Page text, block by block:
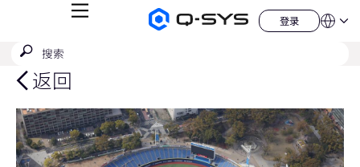
Q-
页
菜
登录
登
录
语
QSYS.com (English)
India (English)
Deutsch
Español
Français
日本語
한국어
提
搜
返回